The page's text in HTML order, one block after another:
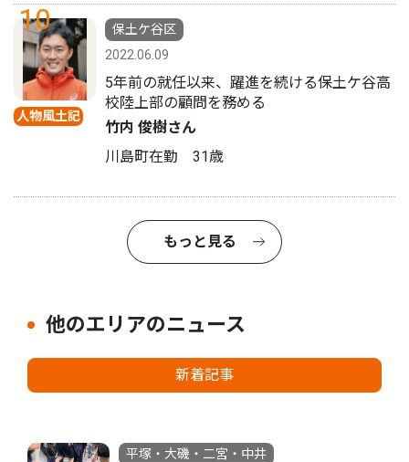
10
人物風土記
保土ケ谷区
2022.06.09
5年前の就任以来、躍進を続ける保土ケ谷高
校陸上部の顧問を務める
竹内 俊樹さん
川島町在勤 31歳
もっと見る
他のエリアのニュース
新着記事
平塚・大磯・二宮・中井